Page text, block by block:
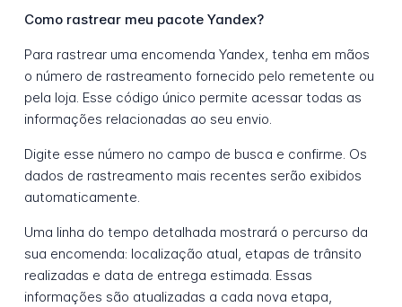
Como rastrear meu pacote Yandex?
Para rastrear uma encomenda Yandex, tenha em mãos
o número de rastreamento fornecido pelo remetente ou
pela loja. Esse código único permite acessar todas as
informações relacionadas ao seu envio.
Digite esse número no campo de busca e confirme. Os
dados de rastreamento mais recentes serão exibidos
automaticamente.
Uma linha do tempo detalhada mostrará o percurso da
sua encomenda: localização atual, etapas de trânsito
realizadas e data de entrega estimada. Essas
informações são atualizadas a cada nova etapa,